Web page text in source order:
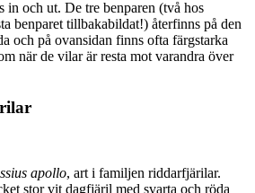
in och ut. De tre benparen (två hos
benparet tillbakabildat!) återfinns på den
och på ovansidan finns ofta färgstarka
när de vilar är resta mot varandra över
apollo, art i familjen riddarfjärilar.
stor vit dagfjäril med svarta och röda